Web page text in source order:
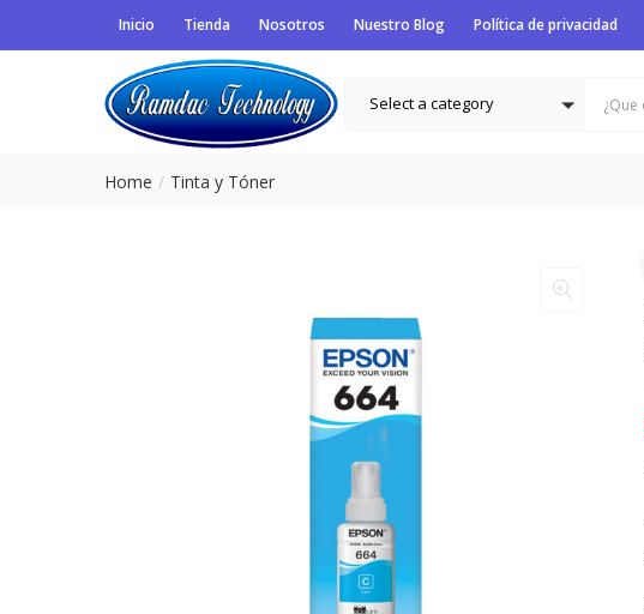
Inicio Tienda Nosotros Nuestro Blog Política de privacidad
Select a category
Home Tinta y Tóner